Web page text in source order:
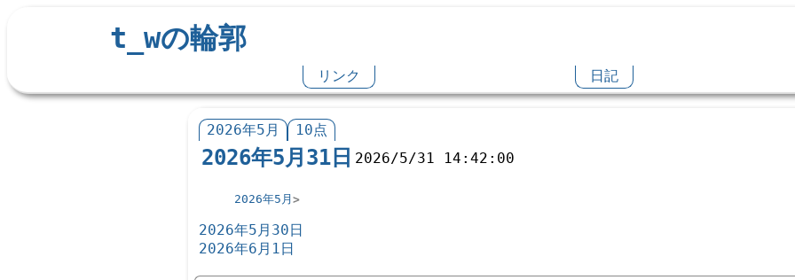
t_wの輪郭
リンク 日記
2026年5月 10点
2026年5月31日 2026/5/31 14:42:00
2026年5月
2026年5月30日
2026年6月1日